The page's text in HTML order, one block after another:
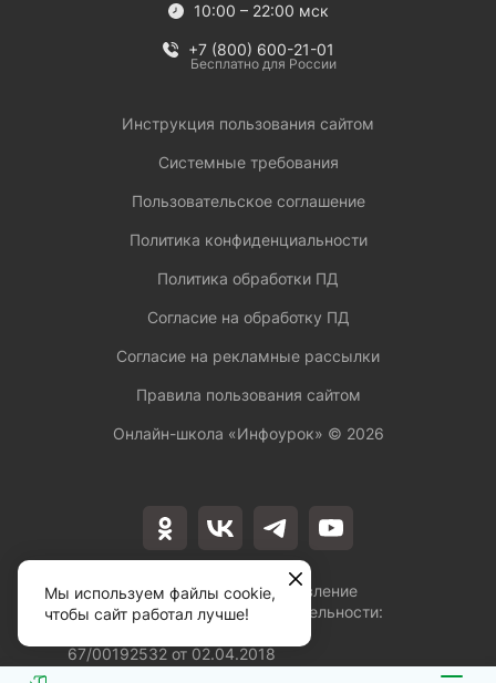
Лицензия на осуществление
образовательной деятельности:
67/00192532 от 02.04.2018
10:00 – 22:00 мск
+7 (800) 600-21-01
Бесплатно для России
Инструкция пользования сайтом
Системные требования
Пользовательское соглашение
Политика конфиденциальности
Политика обработки ПД
Согласие на обработку ПД
Согласие на рекламные рассылки
Правила пользования сайтом
Онлайн-школа «Инфоурок» © 2026
Мы используем файлы cookie,
чтобы сайт работал лучше!